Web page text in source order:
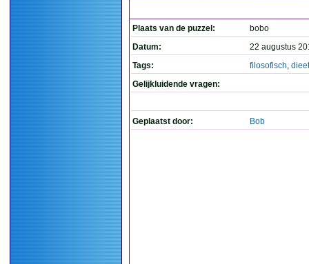
Plaats van de puzzel:
bobo
Datum:
22 augustus
Tags:
filosofisch, dieet
Gelijkluidende vragen:
Geplaatst door: Bob